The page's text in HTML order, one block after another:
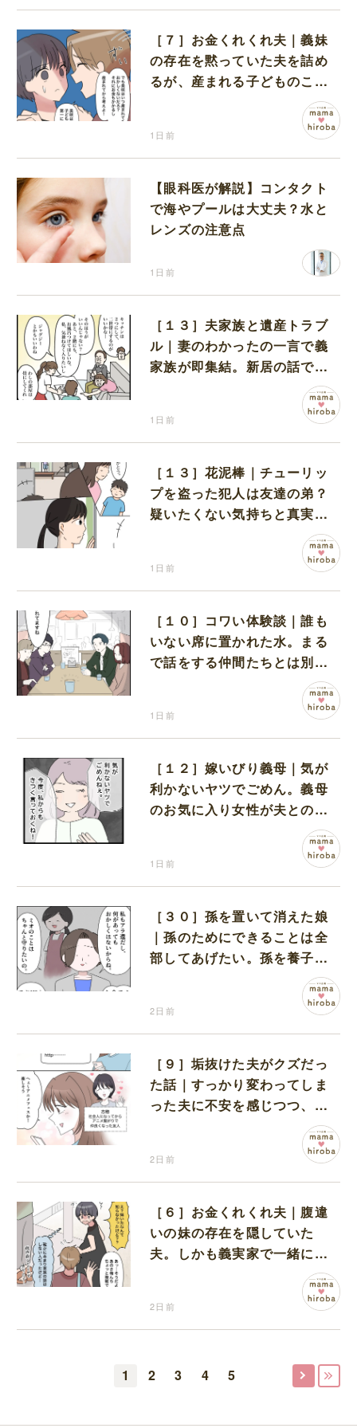
［７］お金くれくれ夫｜義妹
の存在を黙っていた夫を詰め
るが、産まれる子どものこと
を第一に考えてと流される
1日前
【眼科医が解説】コンタクト
で海やプールは大丈夫？水と
レンズの注意点
1日前
［１３］夫家族と遺産トラブ
ル｜妻のわかったの一言で義
家族が即集結。新居の話で盛
り上がる義家族を置いて実家
1日前
［１３］花泥棒｜チューリッ
プを盗った犯人は友達の弟？
疑いたくない気持ちと真実の
1日前
［１０］コワい体験談｜誰も
いない席に置かれた水。まる
で話をする仲間たちとは別に
1日前
［１２］嫁いびり義母｜気が
利かないヤツでごめん。義母
のお気に入り女性が夫との親
1日前
［３０］孫を置いて消えた娘
｜孫のためにできることは全
部してあげたい。孫を養子に
2日前
［９］垢抜けた夫がクズだっ
た話｜すっかり変わってしま
った夫に不安を感じつつ、友
人から誘われたアニメフェス
2日前
［６］お金くれくれ夫｜腹違
いの妹の存在を隠していた
夫。しかも義実家で一緒に暮
らすことになり困惑する妻
2日前
1 2 3 4 5